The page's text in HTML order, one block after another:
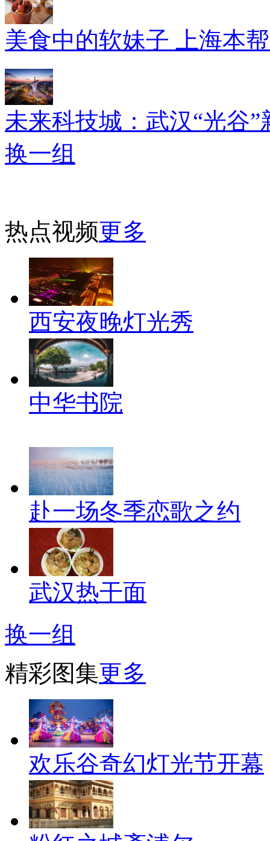
美食中的软妹子 上海本
未来科技城：武汉“光谷”
换一组
热点视频更多
西安夜晚灯光秀
中华书院
赴一场冬季恋歌之约
武汉热干面
换一组
精彩图集更多
欢乐谷奇幻灯光节开幕